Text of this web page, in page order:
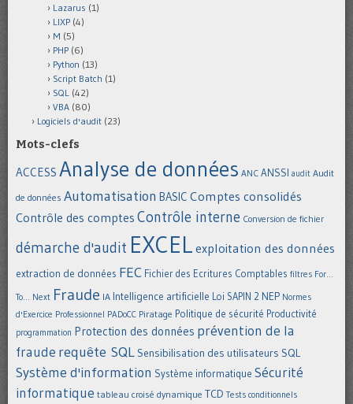
Lazarus (1)
LIXP (4)
M (5)
PHP (6)
Python (13)
Script Batch (1)
SQL (42)
VBA (80)
Logiciels d'audit (23)
Mots-clefs
ACCESS Analyse de données ANC ANSSI audit Audit
de données Automatisation BASIC Comptes consolidés
Contrôle des comptes Contrôle interne Conversion de fichier
démarche d'audit EXCEL exploitation des données
extraction de données FEC Fichier des Ecritures Comptables filtres For...
To... Next Fraude IA Intelligence artificielle Loi SAPIN 2 NEP Normes
d'Exercice Professionnel PADoCC Piratage Politique de sécurité Productivité
programmation Protection des données prévention de la
fraude requête SQL Sensibilisation des utilisateurs SQL
Système d'information Système informatique Sécurité
informatique tableau croisé dynamique TCD Tests conditionnels